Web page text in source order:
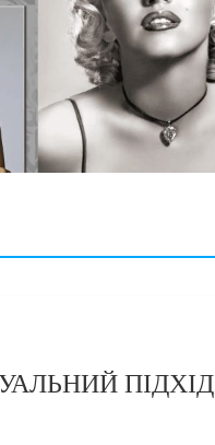
ПІДХІД